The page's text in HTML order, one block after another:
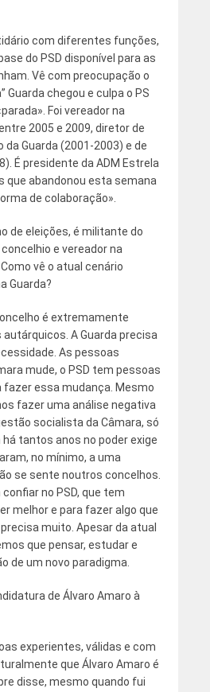
com diferentes funções,
do PSD disponível para as
Vê com preocupação o
Guarda chegou e culpa o PS
Foi vereador na
2005 e 2009, diretor de
Guarda (2001-2003) e de
É presidente da ADM Estrela
que abandonou esta semana
de colaboração».
de eleições, é militante do
e vereador na
vê o atual cenário
Guarda?
é extremamente
A Guarda precisa
As pessoas
mude, o PSD tem pessoas
fazer essa mudança. Mesmo
fazer uma análise negativa
socialista da Câmara, só
tantos anos no poder exige
no mínimo, a uma
se sente noutros concelhos.
no PSD, que tem
melhor e para fazer algo que
muito. Apesar da atual
que pensar, estudar e
de um novo paradigma.
de Álvaro Amaro à
experientes, válidas e com
que Álvaro Amaro é
disse, mesmo quando fui